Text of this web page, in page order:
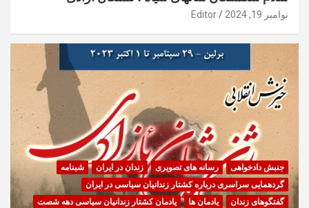
نوامبر 19, 2024 Editor
جنبش دادخواهی رسانه های تصویری زندان در ایران
شبنامه
گردهمایی سراسری درباره کشتار زندانیان سیاسی در ایران
گفتگوهای زندان
یادمان ها یادمان کشتار زندانیان سیاسی دهه شصت